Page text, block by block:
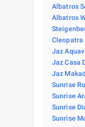
Albatros
Albatros
Cleopatra
Jaz
Jaz Casa
Jaz
Sunrise
Sunrise
Sunrise
Sunrise